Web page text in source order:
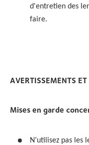
d'entretien des
faire.
AVERTISSEMENTS
Mises en garde
N’utilisez pas les